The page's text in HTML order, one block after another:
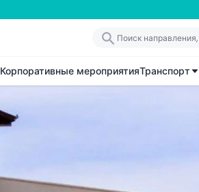
Корпоративные мероприятияТранспорт